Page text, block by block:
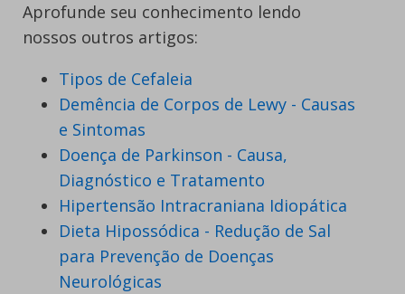
Aprofunde seu conhecimento lendo
nossos outros artigos:
Tipos de Cefaleia
Demência de Corpos de Lewy - Causas
e Sintomas
Doença de Parkinson - Causa,
Diagnóstico e Tratamento
Hipertensão Intracraniana Idiopática
Dieta Hipossódica - Redução de Sal
para Prevenção de Doenças
Neurológicas